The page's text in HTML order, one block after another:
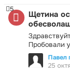
Щетина
Пробовали
5
Павел
25